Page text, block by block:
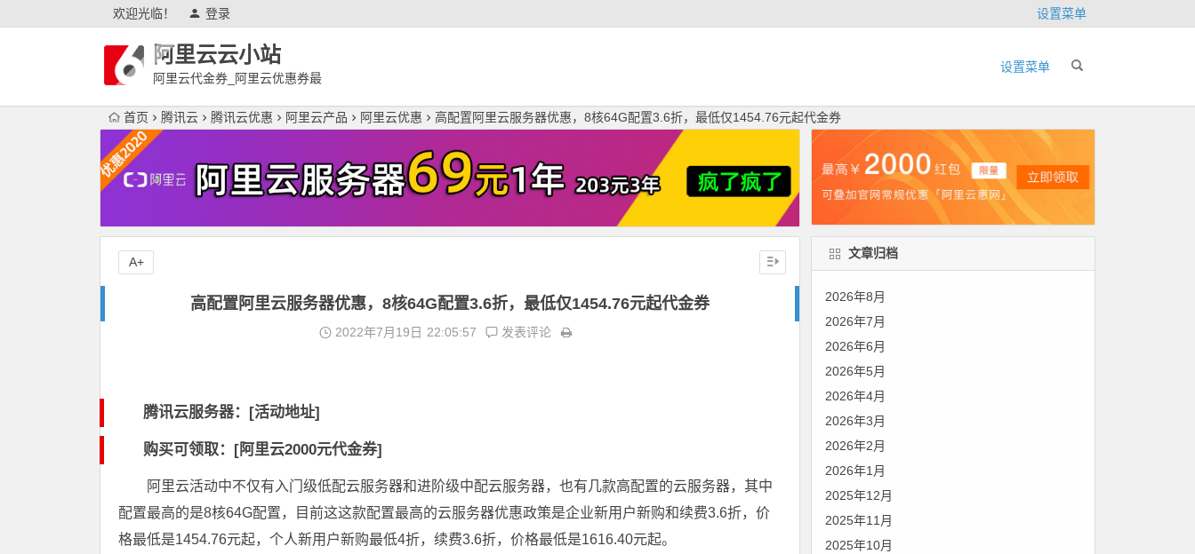
欢迎光临！ 登录 设置菜单
阿里云云小站
阿里云代金券_阿里云优惠券最
设置菜单
首页 腾讯云 腾讯云优惠 阿里云产品 阿里云优惠 高配置阿里云服务器优惠，8核64G配置3.6折，最低仅1454.76元起代金券
高配置阿里云服务器优惠，8核64G配置3.6折，最低仅1454.76元起代金券
2022年7月19日 22:05:57 发表评论
腾讯云服务器：[活动地址]
购买可领取：[阿里云2000元代金券]
阿里云活动中不仅有入门级低配云服务器和进阶级中配云服务器，也有几款高配置的云服务器，其中
配置最高的是8核64G配置，目前这这款配置最高的云服务器优惠政策是企业新用户新购和续费3.6折，价
格最低是1454.76元起，个人新用户新购最低4折，续费3.6折，价格最低是1616.40元起。
A+
文章归档
2026年8月
2026年7月
2026年6月
2026年5月
2026年4月
2026年3月
2026年2月
2026年1月
2025年12月
2025年11月
2025年10月